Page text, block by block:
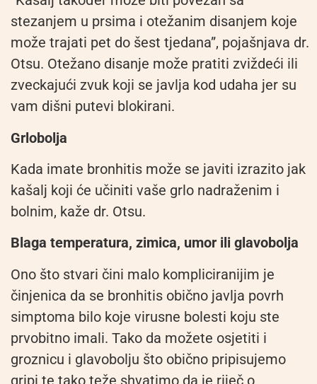
stezanjem u prsima i otežanim disanjem koje
može trajati pet do šest tjedana”, pojašnjava dr.
Otsu. Otežano disanje može pratiti zviždeći ili
zveckajući zvuk koji se javlja kod udaha jer su
vam dišni putevi blokirani.
Grlobolja
Kada imate bronhitis može se javiti izrazito jak
kašalj koji će učiniti vaše grlo nadraženim i
bolnim, kaže dr. Otsu.
Blaga temperatura, zimica, umor ili glavobolja
Ono što stvari čini malo kompliciranijim je
činjenica da se bronhitis obično javlja povrh
simptoma bilo koje virusne bolesti koju ste
prvobitno imali. Tako da možete osjetiti i
groznicu i glavobolju što obično pripisujemo
gripi te tako teže shvatimo da je riječ o